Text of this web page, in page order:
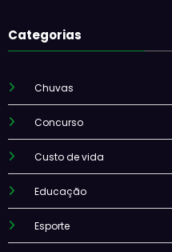
Categorias
Chuvas
Concurso
Custo de vida
Educação
Esporte